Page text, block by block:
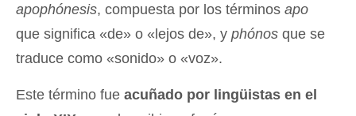
apophónesis, compuesta por los términos apo
que significa «de» o «lejos de», y phónos que se
traduce como «sonido» o «voz».
Este término fue acuñado por lingüistas en el